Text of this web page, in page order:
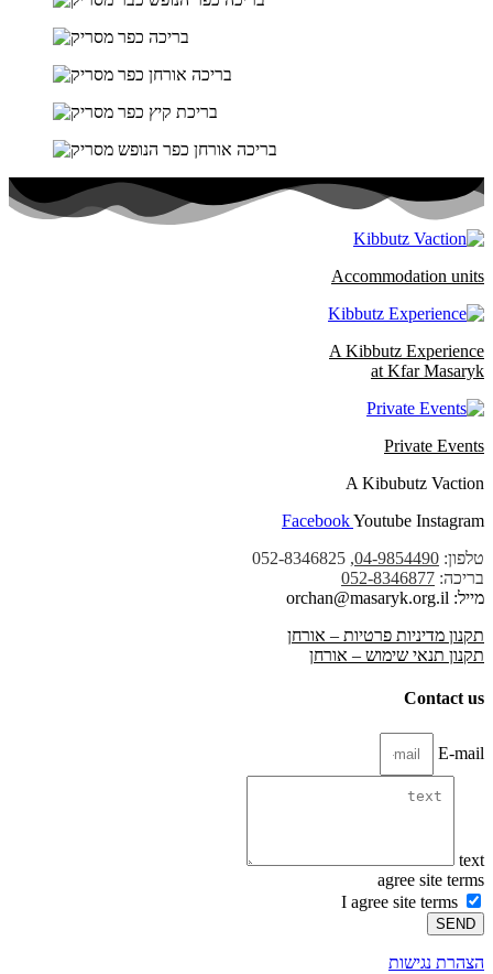
Accommodation units
A Kibbutz Experience
at Kfar Masaryk
Private Events
A Kibubutz Vaction
FacebookYoutube Instagram
טלפון: 04-9854490
, 052-8346825
בריכה: 052-8346877
מייל: orchan@masaryk.org.il
תקנון מדיניות פרטיות – אורחן
תקנון תנאי שימוש – אורחן
Contact us
E-mail
text
agree site terms
I agree site terms
SEND
הצהרת נגישות